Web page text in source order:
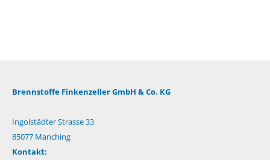
Brennstoffe Finkenzeller GmbH & Co. KG
Ingolstädter Strasse 33
85077 Manching
Kontakt: